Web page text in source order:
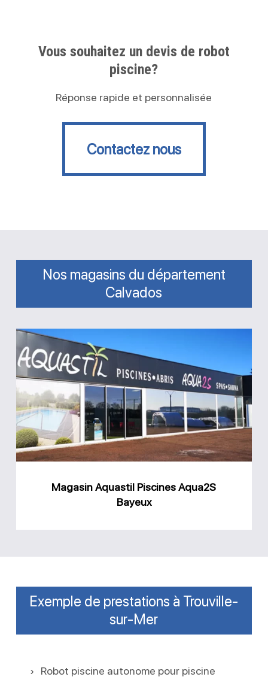
Vous souhaitez un devis de robot
piscine?
Réponse rapide et personnalisée
Contactez nous
Contactez nous
Nos magasins du département
Calvados
Aquastil
Piscines
Aqua2S
Bayeux
Magasin Aquastil Piscines Aqua2S
Bayeux
Exemple de prestations à Trouville-
sur-Mer
Robot piscine autonome pour piscine